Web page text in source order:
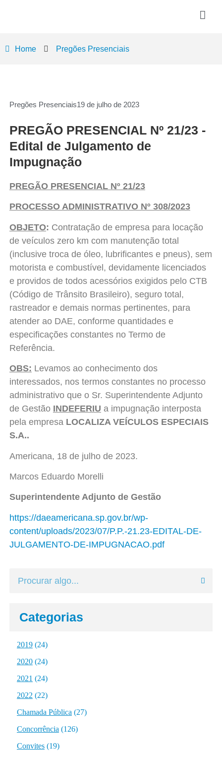
Home Pregões Presenciais
Pregões Presenciais19 de julho de 2023
PREGÃO PRESENCIAL Nº 21/23 -
Edital de Julgamento de
Impugnação
PREGÃO PRESENCIAL Nº 21/23
PROCESSO ADMINISTRATIVO Nº 308/2023
OBJETO: Contratação de empresa para locação
de veículos zero km com manutenção total
(inclusive troca de óleo, lubrificantes e pneus), sem
motorista e combustível, devidamente licenciados
e providos de todos acessórios exigidos pelo CTB
(Código de Trânsito Brasileiro), seguro total,
rastreador e demais normas pertinentes, para
atender ao DAE, conforme quantidades e
especificações constantes no Termo de
Referência.
OBS: Levamos ao conhecimento dos
interessados, nos termos constantes no processo
administrativo que o Sr. Superintendente Adjunto
de Gestão INDEFERIU a impugnação interposta
pela empresa LOCALIZA VEÍCULOS ESPECIAIS
S.A..
Americana, 18 de julho de 2023.
Marcos Eduardo Morelli
Superintendente Adjunto de Gestão
https://daeamericana.sp.gov.br/wp-
content/uploads/2023/07/P.P.-21.23-EDITAL-DE-
JULGAMENTO-DE-IMPUGNACAO.pdf
Categorias
2019(24)
2020(24)
2021 (24)
2022 (22)
Chamada Pública (27)
Concorrência (126)
Convites(19)